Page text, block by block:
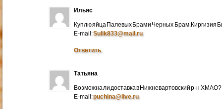
Ильяс
Куплю яйца Палевых Брам и Черных Брам.Киргизия
E-mail:Sulik833@mail.ru
Ответить
Татьяна
Возможна ли доставка в Нижневартовский р-н ХМАО?
E-mail:puchina@live.ru